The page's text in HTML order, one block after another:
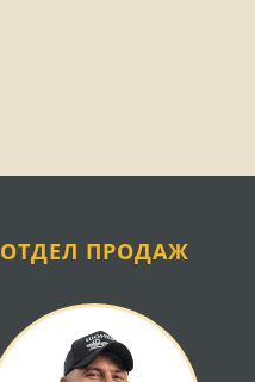
ОТДЕЛ ПРОДАЖ